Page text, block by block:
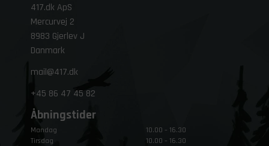
417.dk ApS
Mercurvej 2
8983 Gjerlev J
Danmark
mail@417.dk
+45 86 47 45 82
Åbningstider
Mandag
10.00 – 16.30
Tirsdag
10.00 – 16.30